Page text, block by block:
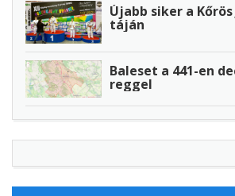
Újabb siker a Kőrös
táján
Baleset a 441-en
reggel